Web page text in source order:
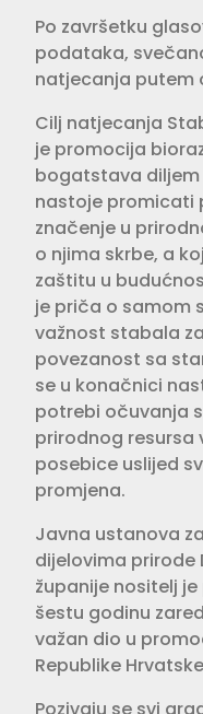
Po završetku
podataka,
natjecanja putem
Cilj natjecanja
je promocija
bogatstava diljem
nastoje promicati
značenje u
o njima skrbe, a
zaštitu u
je priča o samom
važnost stabala
povezanost sa
se u konačnici
potrebi očuvanja
prirodnog resursa
posebice uslijed
promjena.
Javna ustanova
dijelovima
županije nositelj
šestu godinu
važan dio u
Republike